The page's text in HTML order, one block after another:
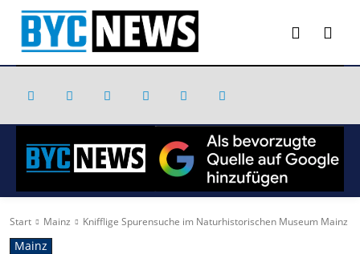
Start Mainz Knifflige Spurensuche im Naturhistorischen Museum Mainz
Mainz